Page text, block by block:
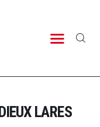
LARES